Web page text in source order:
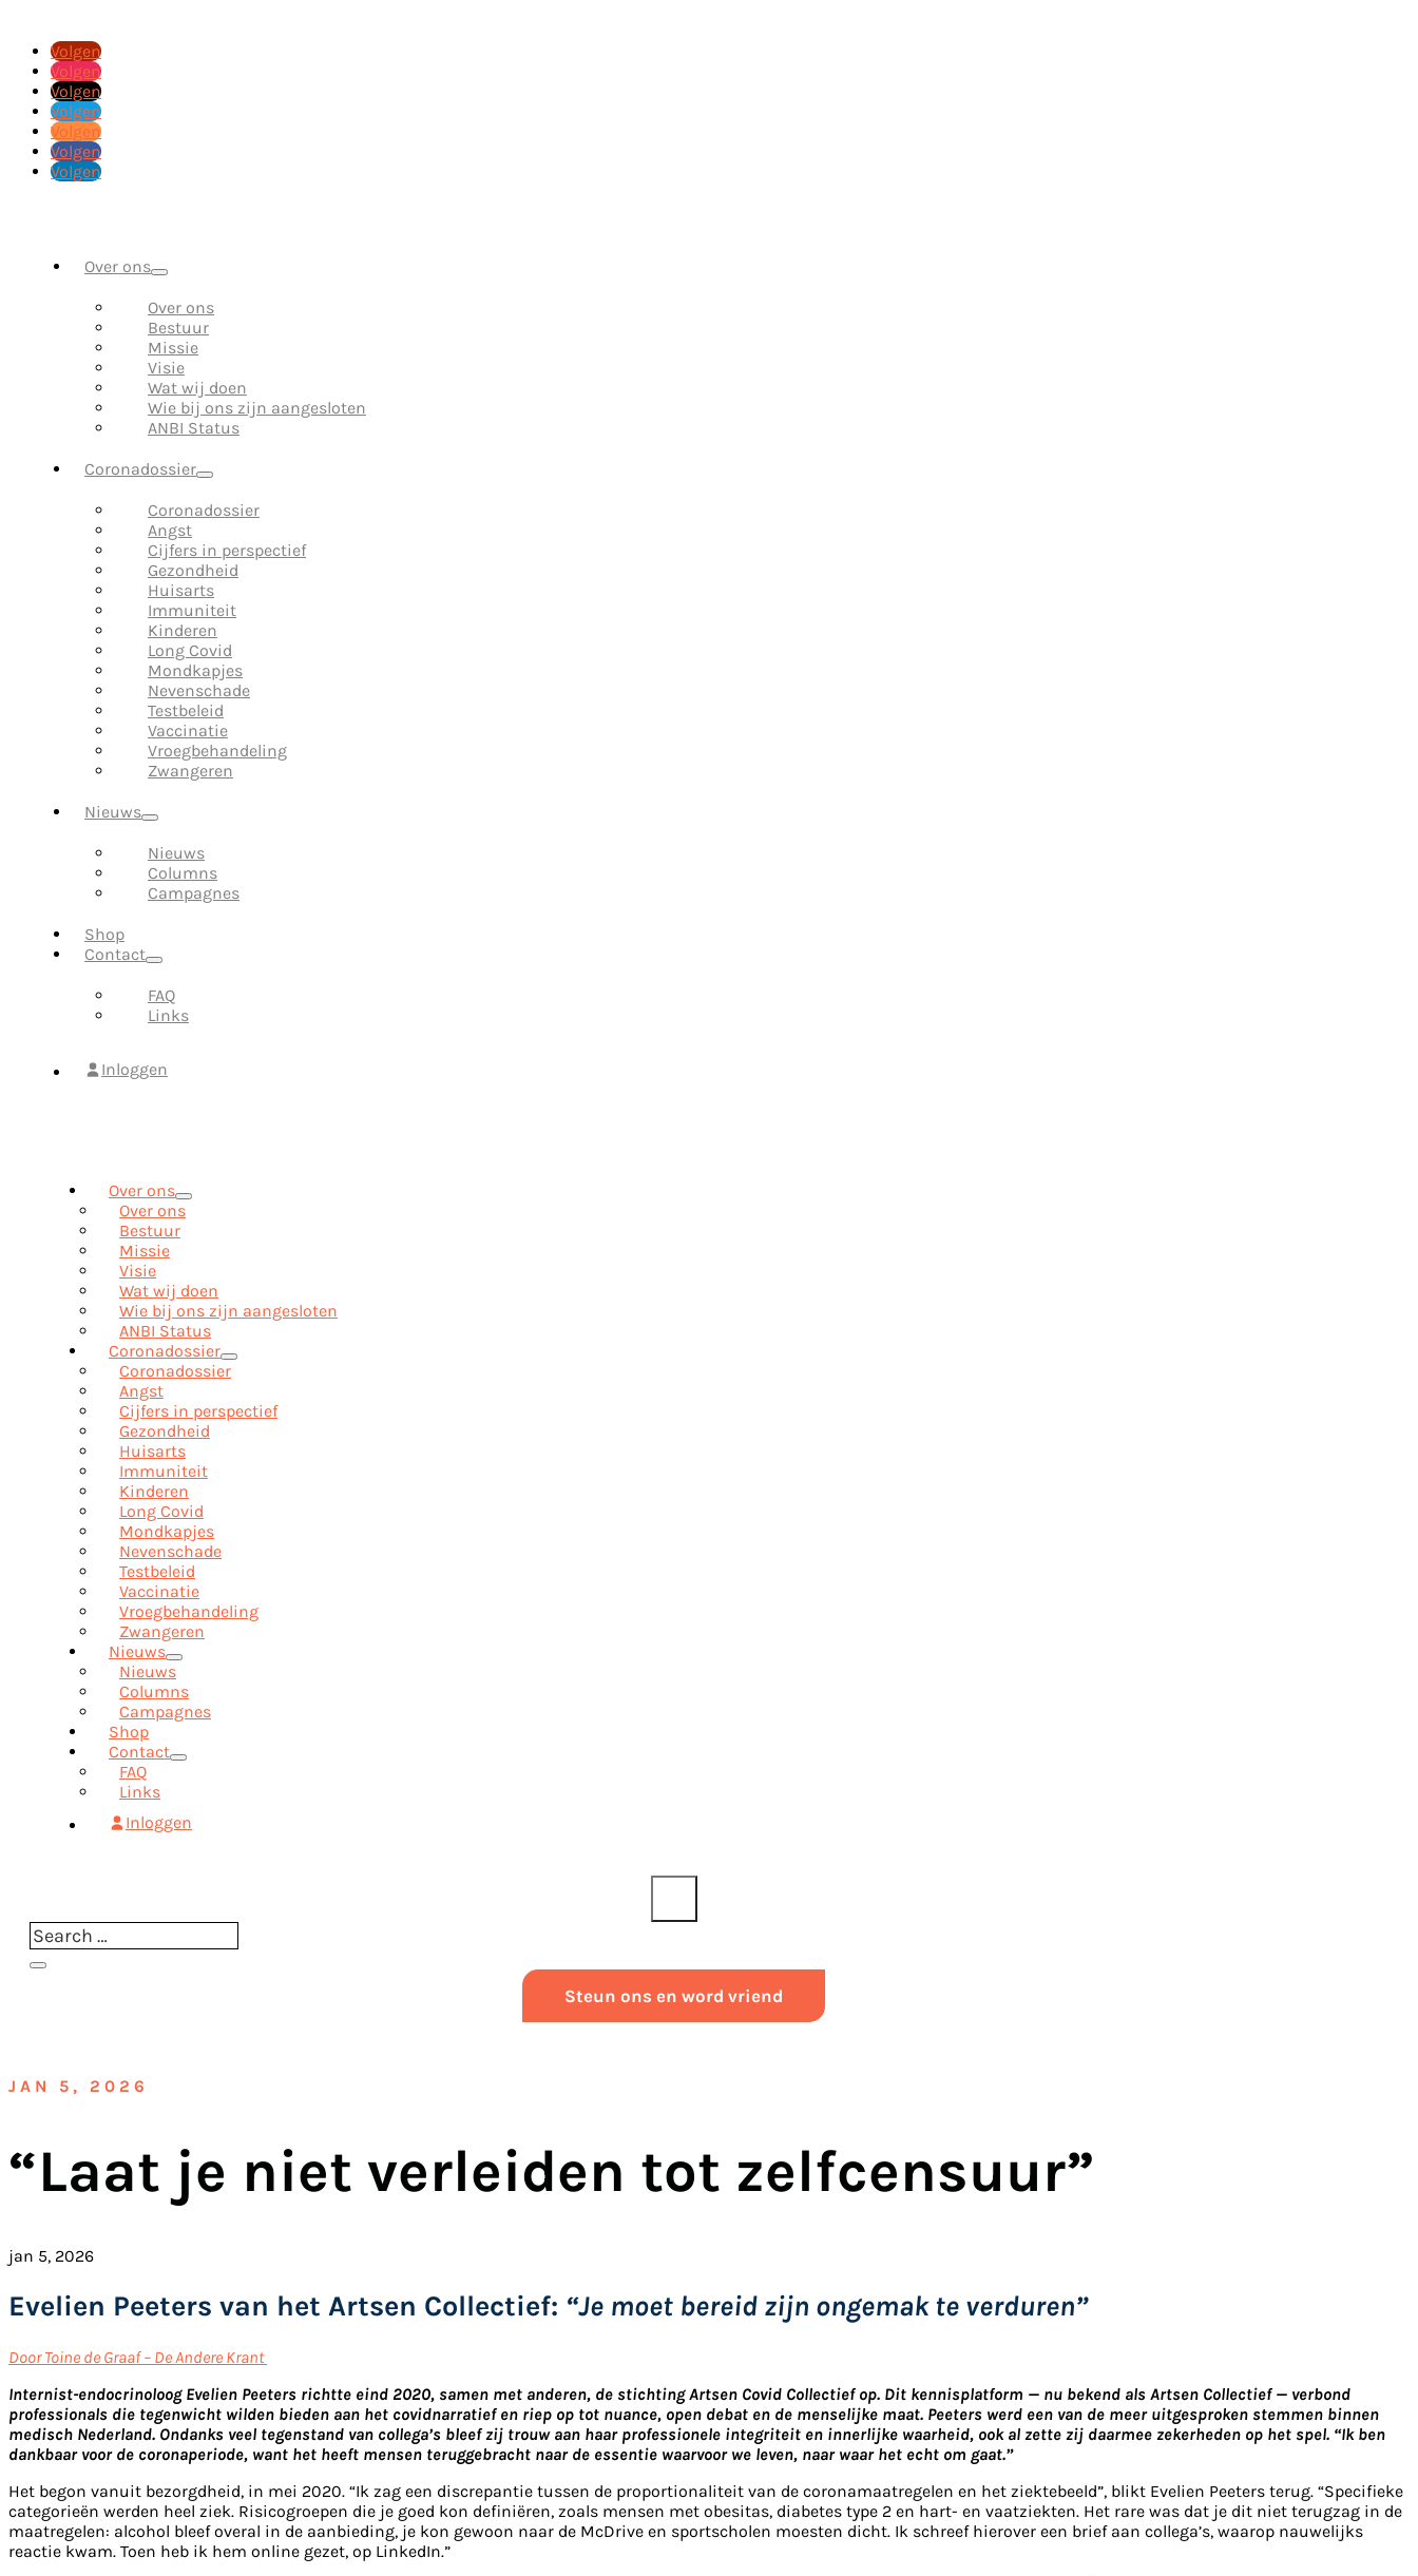
Volgen
Volgen
Volgen
Volgen
Volgen
Volgen
Volgen
Over ons
Over ons
Bestuur
Missie
Visie
Wat wij doen
Wie bij ons zijn aangesloten
ANBI Status
Coronadossier
Coronadossier
Angst
Cijfers in perspectief
Gezondheid
Huisarts
Immuniteit
Kinderen
Long Covid
Mondkapjes
Nevenschade
Testbeleid
Vaccinatie
Vroegbehandeling
Zwangeren
Nieuws
Nieuws
Columns
Campagnes
Shop
Contact
FAQ
Links
Inloggen
Over ons
Over ons
Bestuur
Missie
Visie
Wat wij doen
Wie bij ons zijn aangesloten
ANBI Status
Coronadossier
Coronadossier
Angst
Cijfers in perspectief
Gezondheid
Huisarts
Immuniteit
Kinderen
Long Covid
Mondkapjes
Nevenschade
Testbeleid
Vaccinatie
Vroegbehandeling
Zwangeren
Nieuws
Nieuws
Columns
Campagnes
Shop
Contact
FAQ
Links
Inloggen
Steun ons en word vriend
JAN 5, 2026
“Laat je niet verleiden tot zelfcensuur”
jan 5, 2026
Evelien Peeters van het Artsen Collectief: “Je moet bereid zijn ongemak te verduren”
Door Toine de Graaf – De Andere Krant
Internist-endocrinoloog Evelien Peeters richtte eind 2020, samen met anderen, de stichting Artsen Covid Collectief op. Dit kennisplatform — nu bekend als Artsen Collectief — verbond
professionals die tegenwicht wilden bieden aan het covidnarratief en riep op tot nuance, open debat en de menselijke maat. Peeters werd een van de meer uitgesproken stemmen binnen
medisch Nederland. Ondanks veel tegenstand van collega’s bleef zij trouw aan haar professionele integriteit en innerlijke waarheid, ook al zette zij daarmee zekerheden op het spel. “Ik ben
dankbaar voor de coronaperiode, want het heeft mensen teruggebracht naar de essentie waarvoor we leven, naar waar het echt om gaat.”
Het begon vanuit bezorgdheid, in mei 2020. “Ik zag een discrepantie tussen de proportionaliteit van de coronamaatregelen en het ziektebeeld”, blikt Evelien Peeters terug. “Specifieke
categorieën werden heel ziek. Risicogroepen die je goed kon definiëren, zoals mensen met obesitas, diabetes type 2 en hart- en vaatziekten. Het rare was dat je dit niet terugzag in de
maatregelen: alcohol bleef overal in de aanbieding, je kon gewoon naar de McDrive en sportscholen moesten dicht. Ik schreef hierover een brief aan collega’s, waarop nauwelijks
reactie kwam. Toen heb ik hem online gezet, op LinkedIn.”